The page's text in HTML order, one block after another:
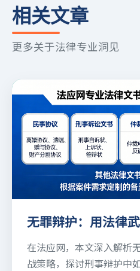
相关文章
更多关于法律专业洞见
无罪辩护：用法律
在法应网，本文深入解析
战策略，探讨刑事辩护中